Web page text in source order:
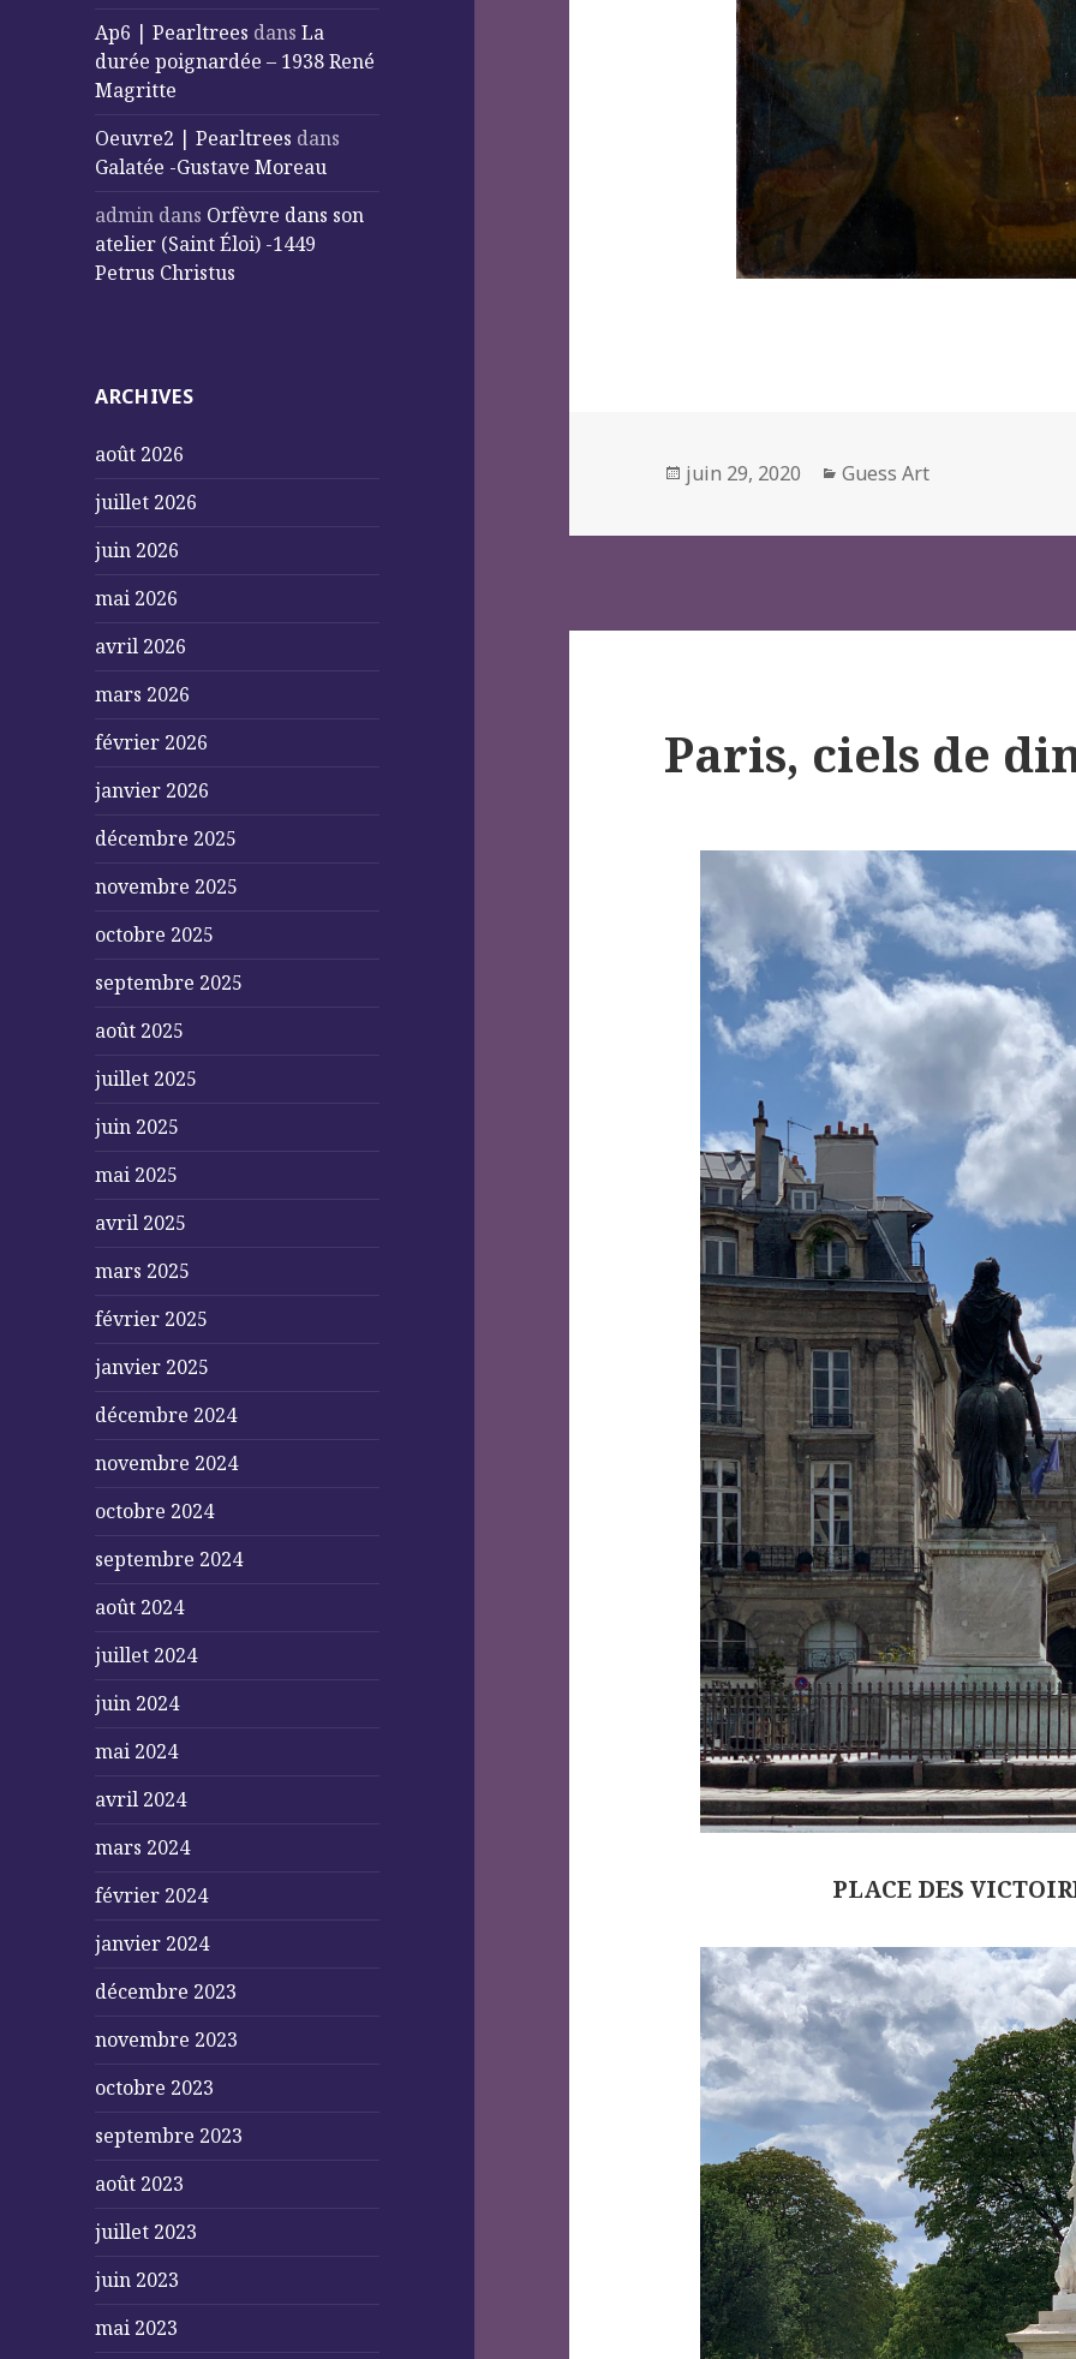
Ap6 | Pearltrees dansLa
durée poignardée – 1938 René
Magritte
Oeuvre2 | Pearltrees dans
Galatée -Gustave Moreau
admin dans Orfèvre dans son
atelier (Saint Éloi) -1449
Petrus Christus
ARCHIVES
août 2026
juillet 2026
juin 2026
mai 2026
avril 2026
mars 2026
février 2026
janvier 2026
décembre 2025
novembre 2025
octobre 2025
septembre 2025
août 2025
juillet 2025
juin 2025
mai 2025
avril 2025
mars 2025
février 2025
janvier 2025
décembre 2024
novembre 2024
octobre 2024
septembre 2024
août 2024
juillet 2024
juin 2024
mai 2024
avril 2024
mars 2024
février 2024
janvier 2024
décembre 2023
novembre 2023
octobre 2023
septembre 2023
août 2023
juillet 2023
juin 2023
mai 2023
Posted
juin 29, 2020 Categories
Guess Art
Paris, ciels de
PLACE DES